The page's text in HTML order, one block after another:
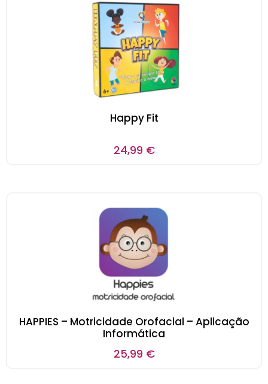
Happy Fit
24,99 €
HAPPIES – Motricidade Orofacial – Aplicação
Informática
25,99 €